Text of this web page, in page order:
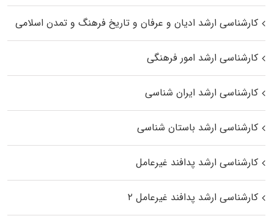
کارشناسی ارشد ادیان و عرفان و تاریخ فرهنگ و تمدن اسلامی
کارشناسی ارشد امور فرهنگی
کارشناسی ارشد ایران شناسی
کارشناسی ارشد باستان شناسی
کارشناسی ارشد پدافند غیرعامل
کارشناسی ارشد پدافند غیرعامل ۲